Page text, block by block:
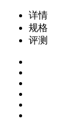
详情
规格
评测